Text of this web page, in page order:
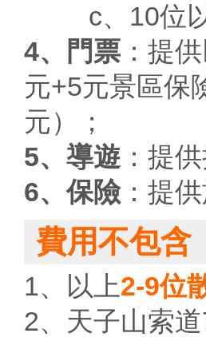
c、10位以
4、門票 ：提
元+5元景區保
元）；
5、導遊 ：提
6、保險：提
費用不包含
1、以上2-9位
2、天子山索